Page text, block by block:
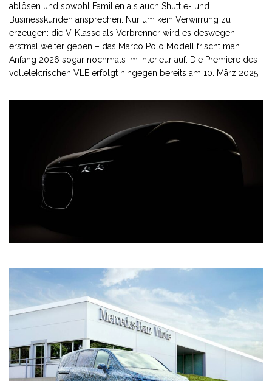
ablösen und sowohl Familien als auch Shuttle- und
Businesskunden ansprechen. Nur um kein Verwirrung zu
erzeugen: die V-Klasse als Verbrenner wird es deswegen
erstmal weiter geben – das Marco Polo Modell frischt man
Anfang 2026 sogar nochmals im Interieur auf. Die Premiere des
vollelektrischen VLE erfolgt hingegen bereits am 10. März 2025.